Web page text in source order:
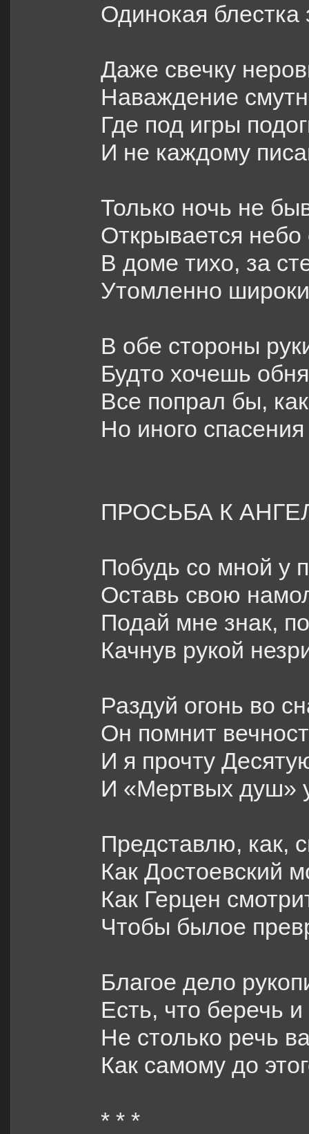
Одинокая блестка
Даже свечку
Наваждение
Где под игры
И не каждому
Только ночь не
Открывается небо
В доме тихо, за
Утомленно
В обе стороны
Будто хочешь
Все попрал бы,
Но иного спасения
ПРОСЬБА К
Побудь со мной у
Оставь свою
Подай мне знак,
Качнув рукой
Раздуй огонь во
Он помнит
И я прочту
И «Мертвых душ»
Представлю, как,
Как Достоевский
Как Герцен
Чтобы былое
Благое дело
Есть, что беречь
Не столько речь
Как самому до
* * *